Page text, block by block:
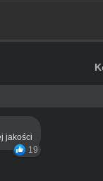
jakości
19